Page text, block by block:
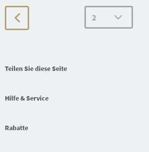
Teilen Sie diese Seite
Hilfe & Service
Rabatte